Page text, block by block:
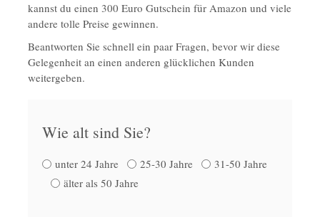
kannst du einen 300 Euro Gutschein für Amazon und viele
andere tolle Preise gewinnen.
Beantworten Sie schnell ein paar Fragen, bevor wir diese
Gelegenheit an einen anderen glücklichen Kunden
weitergeben.
Wie alt sind Sie?
unter 24 Jahre 25-30 Jahre
31-50 Jahre
älter als 50 Jahre